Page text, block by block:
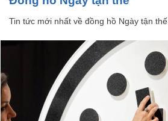
Tin tức mới nhất về đồng hồ Ngày tận thế